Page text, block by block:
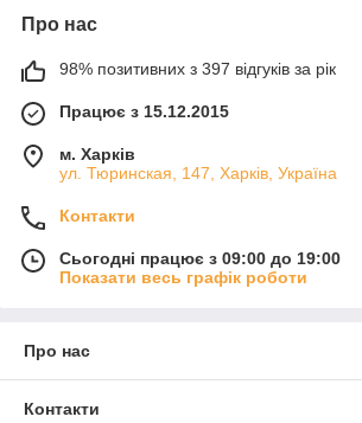
Про нас
98% позитивних з 397 відгуків за рік
Працює з 15.12.2015
м. Харків
ул. Тюринская, 147, Харків, Україна
Контакти
Сьогодні працює з 09:00 до 19:00
Показати весь графік роботи
Про нас
Контакти